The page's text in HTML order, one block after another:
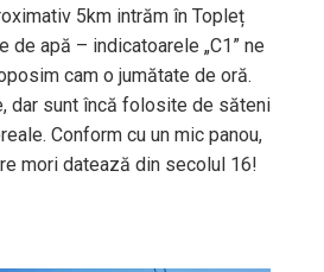
5km intrăm în Topleț
de apă – indicatoarele „C1” ne
cam o jumătate de oră.
dar sunt încă folosite de săteni
Conform cu un mic panou,
mori datează din secolul 16!